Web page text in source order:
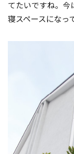
てたいですね。
寝スペースになっ